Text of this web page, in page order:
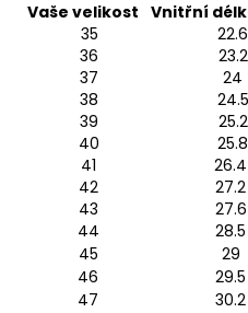
Vaše velikost Vnitřní
35
22.6
36
23.2
37
24
38
24.5
39
25.2
40
25.8
41
26.4
42
27.2
43
27.6
44
28.5
45
29
46
29.5
47
30.2